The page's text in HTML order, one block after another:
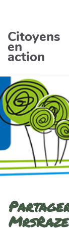
Aller au contenu
Citoyens
en
action